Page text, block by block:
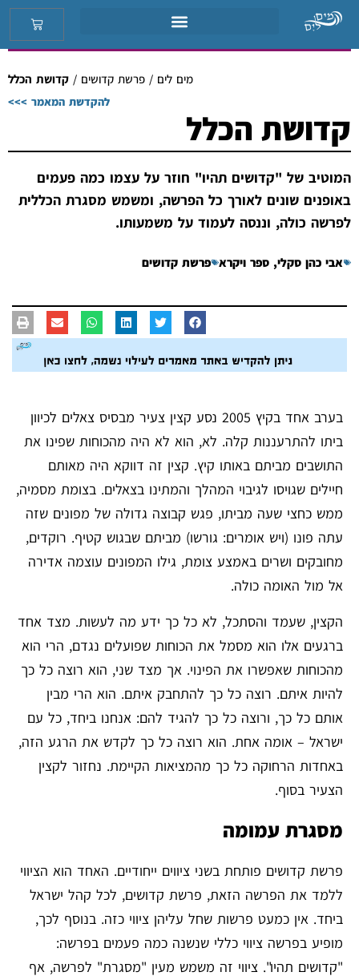
מים לים / פרשת קדושים / קדושת הכלל
להקדשת המאמר >>>
קדושת הכלל
המוטיב של "קדושים תהיו" חוזר על עצמו כמה פעמים
באופנים שונים לאורך כל הפרשה, ומשמש מסגרת הכללית
לפרשה כולה, וננסה לעמוד על משמעותו.
אבי כהן סקלי, ספר ויקרא פרשת קדושים
בערב אחד בקיץ 2005 נסע קצין צעיר מבסיס צאלים לכיוון
ביתו להתרעננות קלה. לא, הוא לא היה מהכוחות שפינו את
התושבים מביתם באותו קיץ. קצין זה דווקא היה מאותם
חיילים שגויסו לגיבוי המהלך והמתינו בצאלים. בצומת מסמיה,
ממש כחצי שעה מביתו, פגש קבוצה גדולה של מפונים שזה
עתה פונו (ויש אומרים: גורשו) מביתם שבגוש קטיף. רוקדים,
מחובקים ושרים באמצע צומת, גילו המפונים עוצמה אדירה
אל מול האומה כולה.
הקצין, שעמד והסתכל, לא כל כך ידע מה לעשות. מצד אחד
ברגעים אלו הוא מסמל את הכוחות שפועלים נגדם, הרי הוא
מהכוחות שאפשרו את הפינוי. אך מצד שני, הוא רוצה כל כך
להיות איתם. רוצה כל כך להתחבק איתם. הוא הרי מבין
אותם כל כך, ורוצה כל כך להגיד להם: אנחנו ביחד, כל עם
ישראל – אומה אחת. הוא רוצה כל כך לקדש את הרגע הזה,
באחדות הרחוקה כל כך מהמציאות הקיימת. נחזור לקצין
הצעיר בסוף.
מסגרת עמומה
פרשת קדושים פותחת בשני ציווים ייחודיים. האחד הוא הציווי
ללמד את הפרשה הזאת, פרשת קדושים, לכל קהל ישראל
ביחד. אין כמעט פרשות שחל עליהן ציווי כזה. בנוסף לכך,
מופיע בפרשה ציווי כללי שנשנה כמה פעמים בפרשה:
"קדושים תהיו". ציווי זה משמש מעין "מסגרת" לפרשה, אף